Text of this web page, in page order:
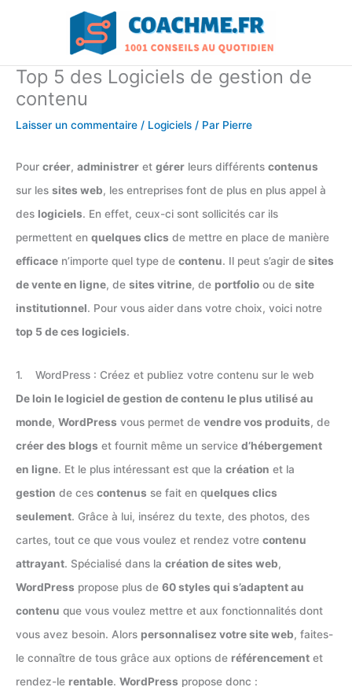
Top 5 des Logiciels de gestion de
contenu
Laisser un commentaire / Logiciels / Par Pierre
Pour créer, administrer et gérer leurs différents contenus
sur les sites web, les entreprises font de plus en plus appel à
des logiciels. En effet, ceux-ci sont sollicités car ils
permettent en quelques clics de mettre en place de manière
efficace n’importe quel type de contenu. Il peut s’agir desites
de vente en ligne, de sites vitrine, de portfolio ou de site
institutionnel. Pour vous aider dans votre choix, voici notre
top 5 de ces logiciels.
1. WordPress : Créez et publiez votre contenu sur le web
De loin le logiciel de gestion de contenu le plus utilisé au
monde, WordPress vous permet de vendre vos produits, de
créer des blogs et fournit même un service d’hébergement
en ligne. Et le plus intéressant est que la création et la
gestion de ces contenus se fait en quelques clics
seulement. Grâce à lui, insérez du texte, des photos, des
cartes, tout ce que vous voulez et rendez votre contenu
attrayant. Spécialisé dans la création de sites web,
WordPress propose plus de 60 styles qui s’adaptent au
contenu que vous voulez mettre et aux fonctionnalités dont
vous avez besoin. Alors personnalisez votre site web, faites-
le connaître de tous grâce aux options de référencement et
rendez-le rentable. WordPress propose donc :